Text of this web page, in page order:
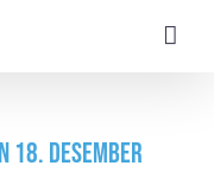
18. desember